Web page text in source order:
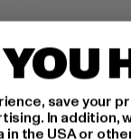
save your
In addition,
the USA or